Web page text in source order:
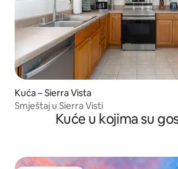
Kuća – Sierra Vista
Smještaj u Sierra Visti
Kuće u kojima su